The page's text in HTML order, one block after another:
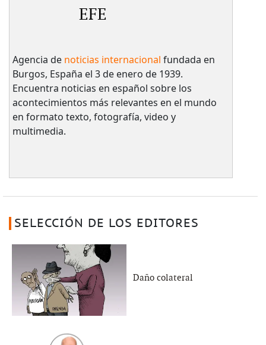
EFE
Agencia de noticias internacional fundada en
Burgos, España el 3 de enero de 1939.
Encuentra noticias en español sobre los
acontecimientos más relevantes en el mundo
en formato texto, fotografía, video y
multimedia.
SELECCIÓN DE LOS EDITORES
Daño colateral